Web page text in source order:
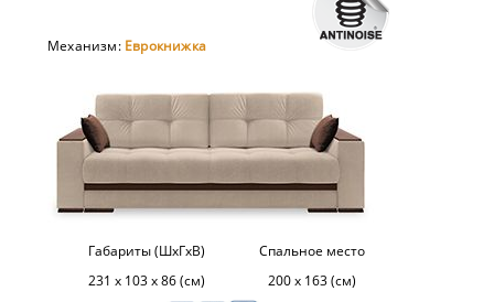
Механизм: Еврокнижка
Габариты (ШхГхВ)
231 х 103 х 86 (см)
Спальное место
200 х 163 (см)